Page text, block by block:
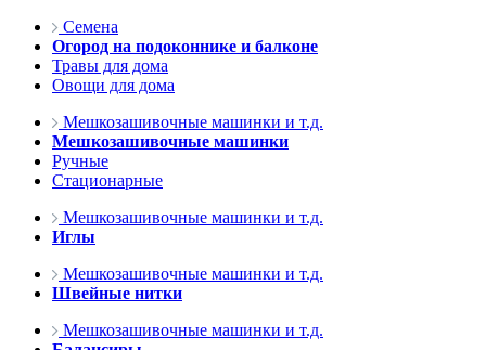
Семена
Огород на подоконнике и балконе
Травы для дома
Овощи для дома
Мешкозашивочные машинки и т.д.
Мешкозашивочные машинки
Ручные
Стационарные
Мешкозашивочные машинки и т.д.
Иглы
Мешкозашивочные машинки и т.д.
Швейные нитки
Мешкозашивочные машинки и т.д.